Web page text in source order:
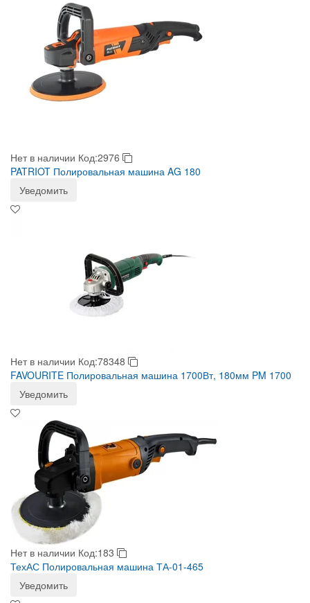
Нет в наличии Код:2976
PATRIOT Полировальная машина AG 180
Уведомить
Нет в наличии Код:78348
FAVOURITE Полировальная машина 1700Вт, 180мм PM 1700
Уведомить
Нет в наличии Код:183
ТехАС Полировальная машина ТА-01-465
Уведомить